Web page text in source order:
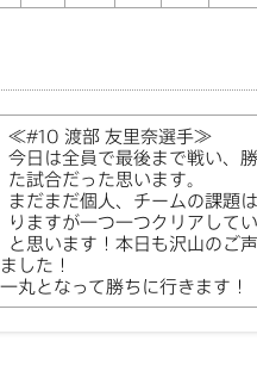
≪#10 渡部 友里奈選手≫
今日は全員で最後まで戦い、
た試合だった思います。
まだまだ個人、チームの課題
りますが一つ一つクリアして
と思います！本日も沢山のご
した！
丸となって勝ちに行きます！